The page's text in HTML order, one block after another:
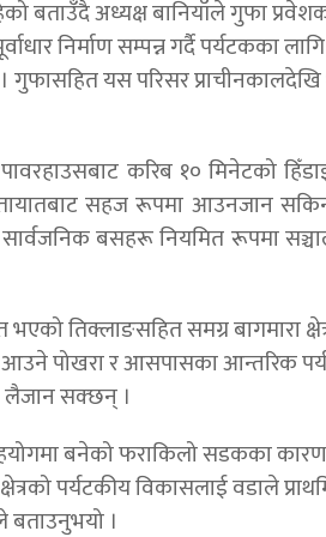
बताउँदै अध्यक्ष बानियाँले गुफा
निर्माण सम्पन्न गर्दै पर्यटकका
यस परिसर प्राचीनकालदेखि
करिब १० मिनेटको
सहज रूपमा आउनजान
बसहरू नियमित रूपमा
तिक्लाङसहित समग्र बागमारा
आउने पोखरा र आसपासका आन्तरिक
लैजान सक्छन् ।
बनेको फराकिलो सडकका
पर्यटकीय विकासलाई वडाले
बताउनुभयो ।